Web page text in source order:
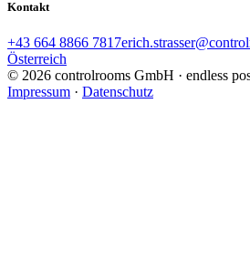
Kontakt
+43 664 8866 7817
Österreich
© 2026 controlrooms GmbH · endless
Impressum · Datenschutz